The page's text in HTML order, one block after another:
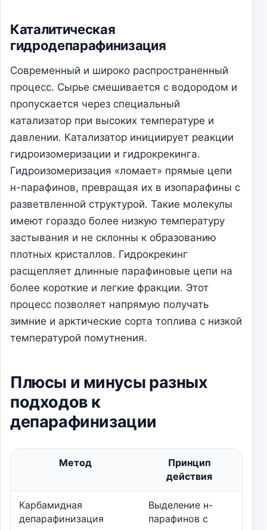
Каталитическая
гидродепарафинизация
Современный и широко распространенный
процесс. Сырье смешивается с водородом и
пропускается через специальный
катализатор при высоких температуре и
давлении. Катализатор инициирует реакции
гидроизомеризации и гидрокрекинга.
Гидроизомеризация «ломает» прямые цепи
н-парафинов, превращая их в изопарафины с
разветвленной структурой. Такие молекулы
имеют гораздо более низкую температуру
застывания и не склонны к образованию
плотных кристаллов. Гидрокрекинг
расщепляет длинные парафиновые цепи на
более короткие и легкие фракции. Этот
процесс позволяет напрямую получать
зимние и арктические сорта топлива с низкой
температурой помутнения.
Плюсы и минусы разных
подходов к
депарафинизации
Метод
Принцип
действия
Карбамидная
депарафинизация
Выделение н-
парафинов с